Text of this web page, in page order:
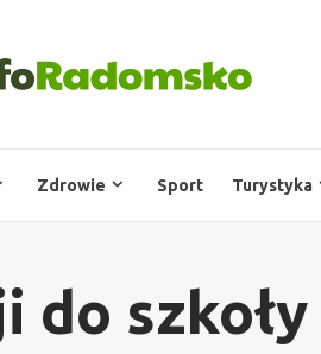
Zdrowie Sport Turystyka
do szkoły